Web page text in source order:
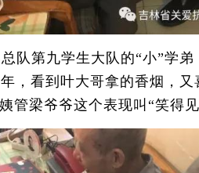
第九学生大队的“小”学弟
，看到叶大哥拿的香烟，
梁爷爷这个表现叫“笑得见